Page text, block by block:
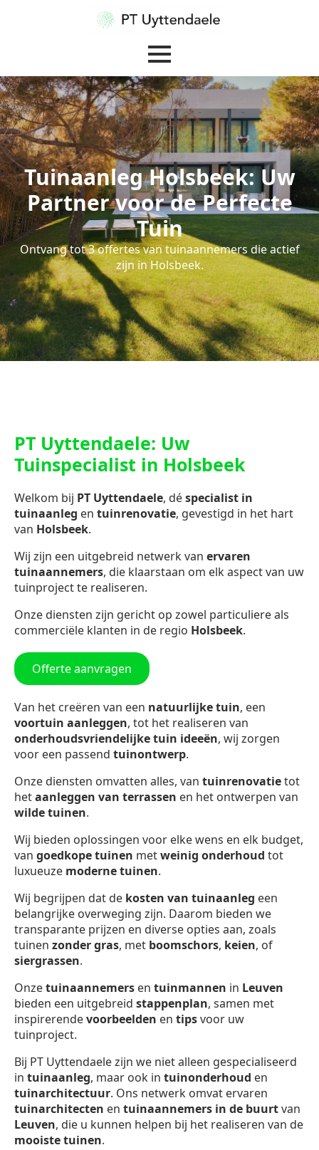
Tuinaanleg Holsbeek: Uw
Partner voor de Perfecte
Tuin
Ontvang tot 3 offertes van tuinaannemers die actief
zijn in Holsbeek.
PT Uyttendaele: Uw
Tuinspecialist in Holsbeek
Welkom bij PT Uyttendaele, déspecialist in
tuinaanleg en tuinrenovatie, gevestigd in het hart
van Holsbeek.
Wij zijn een uitgebreid netwerk van ervaren
tuinaannemers, die klaarstaan om elk aspect van uw
tuinproject te realiseren.
Onze diensten zijn gericht op zowel particuliere als
commerciële klanten in de regio Holsbeek.
Offerte aanvragen
Van het creëren van een natuurlijke tuin, een
voortuin aanleggen, tot het realiseren van
onderhoudsvriendelijke tuin ideeën, wij zorgen
voor een passend tuinontwerp.
Onze diensten omvatten alles, van tuinrenovatietot
hetaanleggen van terrassen en het ontwerpen van
wilde tuinen.
Wij bieden oplossingen voor elke wens en elk budget,
van goedkope tuinen metweinig onderhoud tot
luxueuze moderne tuinen.
Wij begrijpen dat de kosten van tuinaanleg een
belangrijke overweging zijn. Daarom bieden we
transparante prijzen en diverse opties aan, zoals
tuinen zonder gras, met boomschors, keien, of
siergrassen.
Onzetuinaannemers en tuinmannen in Leuven
bieden een uitgebreid stappenplan, samen met
inspirerendevoorbeelden en tipsvoor uw
tuinproject.
Bij PT Uyttendaele zijn we niet alleen gespecialiseerd
in tuinaanleg, maar ook in tuinonderhoud en
tuinarchitectuur. Ons netwerk omvat ervaren
tuinarchitecten en tuinaannemers in de buurtvan
Leuven, die u kunnen helpen bij het realiseren van de
mooiste tuinen.